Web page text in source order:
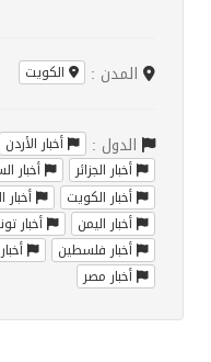
المدن : الكويت
الدول : أخبار الأردن
أخبار الجزائر
أخبار
أخبار الكويت
أخبار اليمن
أخبار
أخبار فلسطين
أخبار مصر